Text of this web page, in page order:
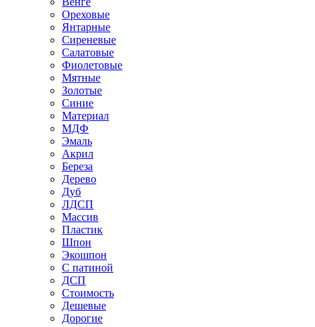
Ореховые
Янтарные
Сиреневые
Салатовые
Фиолетовые
Мятные
Золотые
Синие
Материал
МДФ
Эмаль
Акрил
Береза
Дерево
Дуб
ЛДСП
Массив
Пластик
Шпон
Экошпон
С патиной
ДСП
Стоимость
Дешевые
Дорогие